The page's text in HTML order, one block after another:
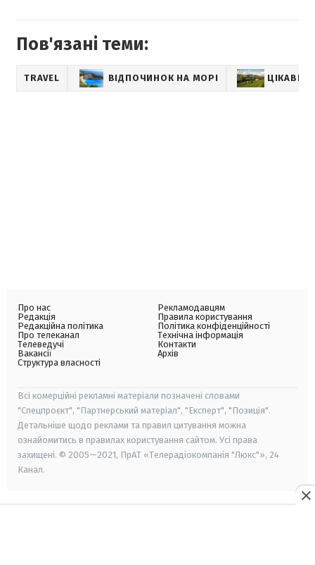
Пов'язані теми:
TRAVEL ВІДПОЧИНОК НА МОРІ ЦІКАВІ
Про нас
Редакція
Редакційна політика
Про телеканал
Телеведучі
Вакансії
Структура власності
Рекламодавцям
Правила користування
Політика конфіденційності
Технічна інформація
Контакти
Архів
Всі комерційні рекламні матеріали позначені словами
"Спецпроєкт", "Партнерський матеріал", "Експерт", "Позиція".
Детальніше щодо реклами та правил цитування можна
ознайомитись в правилах користування сайтом. Усі права
захищені. © 2005—2021, ПрАТ «Телерадіокомпанія "Люкс"», 24
Канал.